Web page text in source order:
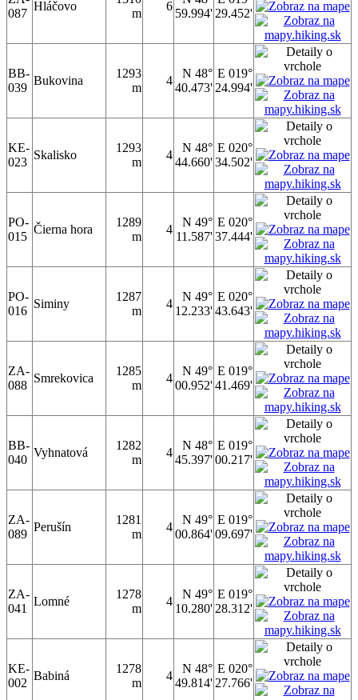
087
Hláčovo
m
6
59.994' 29.452'
BB-
039
Bukovina
1293
m
4
N 48°
40.473'
E 019°
24.994'
KE-
023
Skalisko
1293
m
4
N 48°
44.660'
E 020°
34.502'
PO-
015
Čierna hora
1289
m
4
N 49°
11.587'
E 020°
37.444'
PO-
016
Siminy
1287
m
4
N 49°
12.233'
E 020°
43.643'
ZA-
088
Smrekovica
1285
m
4
N 49°
00.952'
E 019°
41.469'
BB-
040
Vyhnatová
1282
m
4
N 48°
45.397'
E 019°
00.217'
ZA-
089
Perušín
1281
m
4
N 49°
00.864'
E 019°
09.697'
ZA-
041
Lomné
1278
m
4
N 49°
10.280'
E 019°
28.312'
KE-
002
Babiná
1278
m
4
N 48°
49.814'
E 020°
27.766'